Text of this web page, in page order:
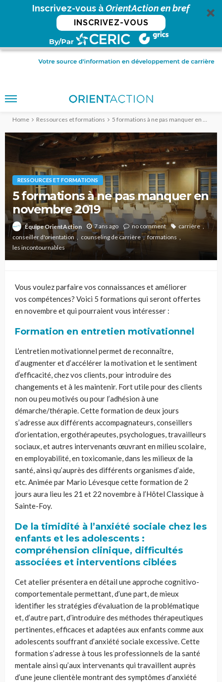
Inscrivez-vous àOrientAction en bref
INSCRIVEZ-VOUS
Home Ressources et formations 5 formations à ne pas manquer en novembre 2019
RESSOURCES ET FORMATIONS
5 formations à ne pas manquer en
novembre 2019
Équipe OrientAction 7 ans ago no comment
carrière
conseiller d'orientation
counseling de carrière
formations
les incontournables
Vous voulez parfaire vos connaissances et améliorer
vos compétences? Voici 5 formations qui seront offertes
en novembre et qui pourraient vous intéresser :
Formation en entretien motivationnel
L’entretien motivationnel permet de reconnaître,
d’augmenteretd’accélérer la motivation et le sentiment
d’efficacité, chez vos clients, pour introduire des
changements et à les maintenir. Fort utile pour des clients
non ou peu motivés ou pour l’adhésion à une
démarche/thérapie. Cette formation de deux jours
s’adresse aux différents accompagnateurs, conseillers
d’orientation, ergothérapeutes, psychologues, travailleurs
sociaux, et autres intervenants œuvrant en milieu scolaire,
en employabilité, en toxicomanie, dans les milieux de la
santé, ainsi qu’auprès des différents organismes d’aide,
etc. Animée par Mario Lévesque cette formation de 2
jours aura lieu les 21 et 22 novembre à l’Hôtel Classique à
Sainte-Foy.
De la timidité à l’anxiété sociale chez les
enfants et les adolescents :
compréhension clinique, difficultés
associées et interventions ciblées
Cet atelier présentera en détail une approche cognitivo-
comportementale permettant, d’une part, de mieux
identifier les stratégies d’évaluation de la problématique
et, d’autre part, d’introduire des méthodes thérapeutiques
pertinentes, efficaces et adaptées aux enfants comme aux
adolescents souffrant d’anxiété sociale excessive. Cette
formation s’adresse à tous les professionnels de la santé
mentale ainsi qu’aux intervenants qui travaillent auprès
d’une jeune clientèle montrant des symptômes d’anxiété